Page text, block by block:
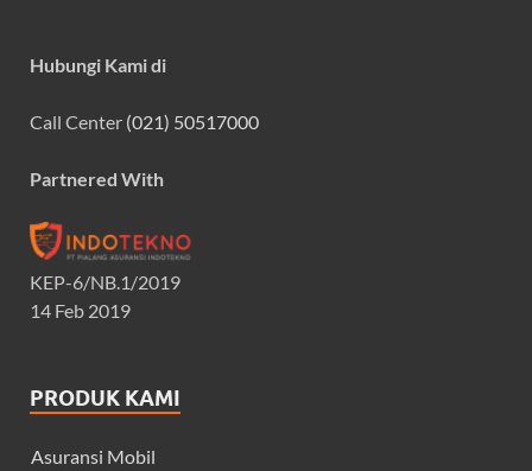
Hubungi Kami di
Call Center (021) 50517000
Partnered With
KEP-6/NB.1/2019
14 Feb 2019
PRODUK KAMI
Asuransi Mobil